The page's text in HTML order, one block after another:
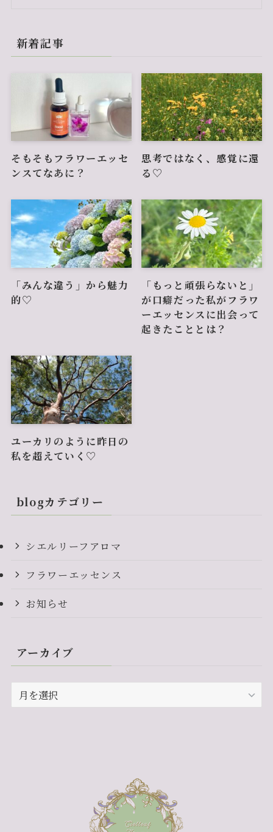
新着記事
そもそもフラワーエッセ
ンスてなあに？
思考ではなく、感覚に還
る♡
「みんな違う」から魅力
的♡
「もっと頑張らないと」
が口癖だった私がフラワ
ーエッセンスに出会って
起きたこととは？
ユーカリのように昨日の
私を超えていく♡
blogカテゴリー
シエルリーフアロマ
フラワーエッセンス
お知らせ
アーカイブ
ア
ー